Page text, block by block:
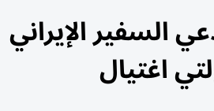
السفير الإيراني
اغتيال